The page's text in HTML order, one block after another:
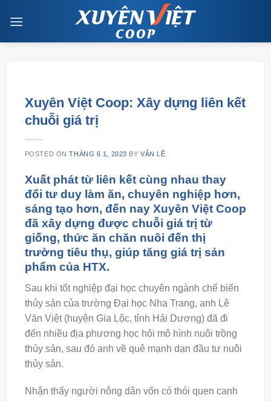
Xuyên Việt Coop: Xây dựng liên kết
chuỗi giá trị
POSTED ONTHÁNG 6 1, 2023 BYVÂN LÊ
Xuất phát từ liên kết cùng nhau thay
đổi tư duy làm ăn, chuyên nghiệp hơn,
sáng tạo hơn, đến nay Xuyên Việt Coop
đã xây dựng được chuỗi giá trị từ
giống, thức ăn chăn nuôi đến thị
trường tiêu thụ, giúp tăng giá trị sản
phẩm của HTX.
Sau khi tốt nghiệp đại học chuyên ngành chế biến
thủy sản của trường Đại học Nha Trang, anh Lê
Văn Việt (huyện Gia Lộc, tỉnh Hải Dương) đã đi
đến nhiều địa phương học hỏi mô hình nuôi trồng
thủy sản, sau đó anh về quê mạnh dạn đầu tư nuôi
thủy sản.
Nhận thấy người nông dân vốn có thói quen canh